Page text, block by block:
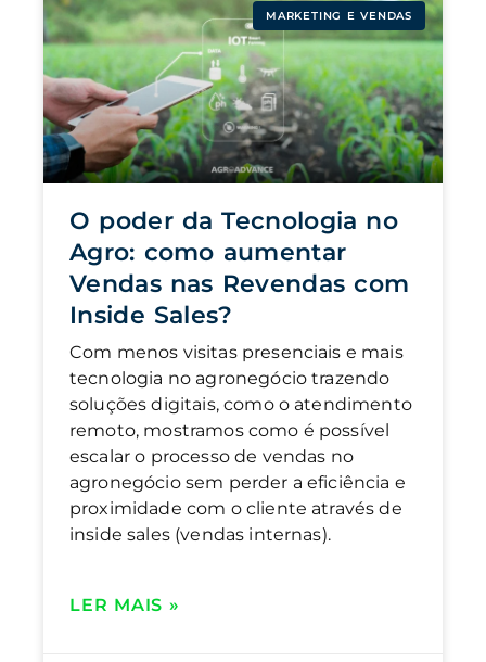
MARKETING E VENDAS
O poder da Tecnologia no
Agro: como aumentar
Vendas nas Revendas com
Inside Sales?
Com menos visitas presenciais e mais
tecnologia no agronegócio trazendo
soluções digitais, como o atendimento
remoto, mostramos como é possível
escalar o processo de vendas no
agronegócio sem perder a eficiência e
proximidade com o cliente através de
inside sales (vendas internas).
LER MAIS »